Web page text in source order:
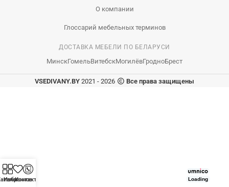
О компании
Глоссарий мебельных терминов
ДОСТАВКА МЕБЕЛИ ПО БЕЛАРУСИ
МинскГомельВитебскМогилёвГродноБрест
VSEDIVANY.BY 2021 - 2026 Все права защищены
Избранное
Контакты Loading